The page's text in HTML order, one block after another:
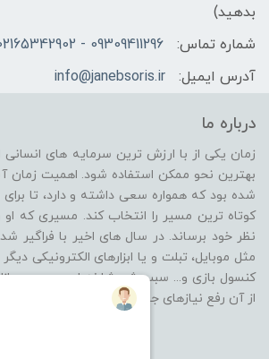
بدهید)
شماره تماس:
09309411296 - 02165342902
آدرس ایمیل:
info@janebsoris.ir
درباره ما
زمان یکی از با ارزش ترین سرمایه های
بهترین نحو ممکن استفاده شود. اهمیت زمان
شده بود که همواره سعی داشته و دارد، تا
کوتاه ترین مسیر را انتخاب کند. مسیری که او
نظر خود برساند. در سال های اخیر با
مثل موبایل، تبلت و یا ابزارهای الکترونیکی
کنسول بازی و... سبب شد شاخه ای جدید در
از آن رفع نیازهای جانبی از گروه محصولات باشد.